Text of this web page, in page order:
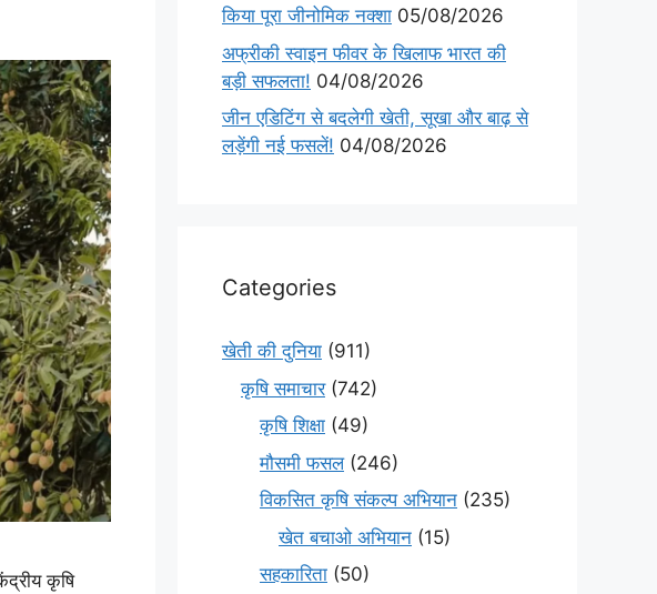
कृषि
किया पूरा जीनोमिक नक्शा 05/08/2026
अफ्रीकी स्वाइन फीवर के खिलाफ भारत की
बड़ी सफलता! 04/08/2026
जीन एडिटिंग से बदलेगी खेती, सूखा और बाढ़ से
लड़ेंगी नई फसलें! 04/08/2026
Categories
खेती की दुनिया (911)
कृषि समाचार(742)
कृषि शिक्षा (49)
मौसमी फसल(246)
विकसित कृषि संकल्प अभियान (235)
खेत बचाओ अभियान (15)
सहकारिता (50)